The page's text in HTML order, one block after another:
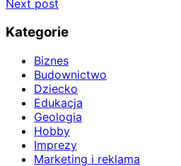
wpisu
Next post
Kategorie
Biznes
Budownictwo
Dziecko
Edukacja
Geologia
Hobby
Imprezy
Marketing i reklama